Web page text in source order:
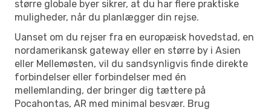
større globale byer sikrer, at du har flere praktiske
muligheder, når du planlægger din rejse.
Uanset om du rejser fra en europæisk hovedstad, en
nordamerikansk gateway eller en større by i Asien
eller Mellemøsten, vil du sandsynligvis finde direkte
forbindelser eller forbindelser med én
mellemlanding, der bringer dig tættere på
Pocahontas, AR med minimal besvær. Brug